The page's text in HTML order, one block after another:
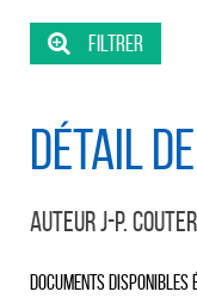
Détail
Auteur J-P.
Documents